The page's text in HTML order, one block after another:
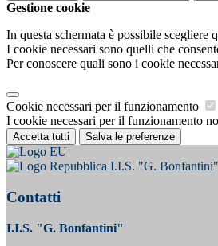
Gestione cookie
In questa schermata è possibile scegliere
I cookie necessari sono quelli che
Per conoscere quali sono i cookie
Cookie necessari per il funzionamento
I cookie necessari per il funzionamento
Accetta tutti Salva le preferenze
I.I.S. "G. Bonfantini"
Contatti
I.I.S. "G. Bonfantini"